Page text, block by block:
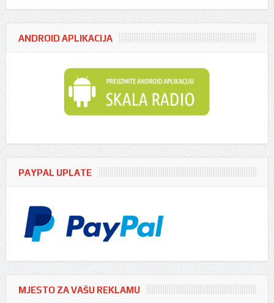
ANDROID APLIKACIJA
PAYPAL UPLATE
MJESTO ZA VAŠU REKLAMU